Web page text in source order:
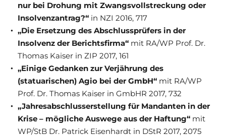
nur bei Drohung mit Zwangsvollstreckung oder
Insolvenzantrag?“ in NZI 2016, 717
„Die Ersetzung des Abschlussprüfers in der
Insolvenz der Berichtsfirma“ mit RA/WP Prof. Dr.
Thomas Kaiser in ZIP 2017, 161
„Einige Gedanken zur Verjährung des
(statuarischen) Agio bei der GmbH“ mit RA/WP
Prof. Dr. Thomas Kaiser in GmbHR 2017, 732
„Jahresabschlusserstellung für Mandanten in der
Krise – mögliche Auswege aus der Haftung“ mit
WP/StB Dr. Patrick Eisenhardt in DStR 2017, 2075